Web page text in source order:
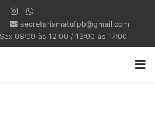
secretariamatufpb@gmail.com
08:00 às 12:00 / 13:00 às 17:00